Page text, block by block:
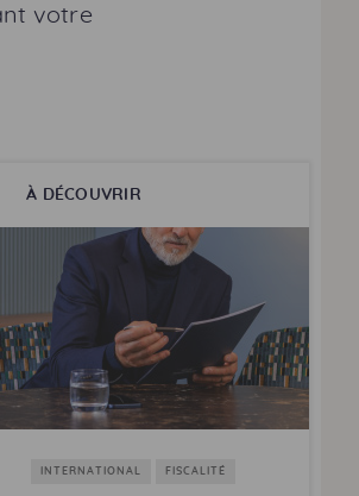
votre
À DÉCOUVRIR
INTERNATIONAL FISCALITÉ